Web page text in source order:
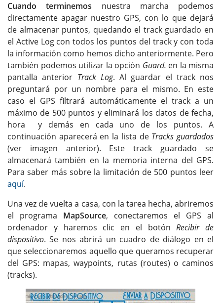
Cuando terminemos nuestra marcha podemos
directamente apagar nuestro GPS, con lo que dejará
de almacenar puntos, quedando el track guardado en
el Active Log con todos los puntos del track y con toda
la información como hemos dicho anteriormente. Pero
también podemos utilizar la opción Guard. en la misma
pantalla anterior Track Log. Al guardar el track nos
preguntará por un nombre para el mismo. En este
caso el GPS filtrará automáticamente el track a un
máximo de 500 puntos y eliminará los datos de fecha,
hora y demás en cada uno de los puntos. A
continuación aparecerá en la lista de Tracks guardados
(ver imagen anterior). Este track guardado se
almacenará también en la memoria interna del GPS.
Para saber más sobre la limitación de 500 puntos leer
aquí.
Una vez de vuelta a casa, con la tarea hecha, abriremos
el programa MapSource, conectaremos el GPS al
ordenador y haremos clic en el botónRecibir de
dispositivo. Se nos abrirá un cuadro de diálogo en el
que seleccionaremos aquello que queramos recuperar
del GPS: mapas, waypoints, rutas (routes) o caminos
(tracks).